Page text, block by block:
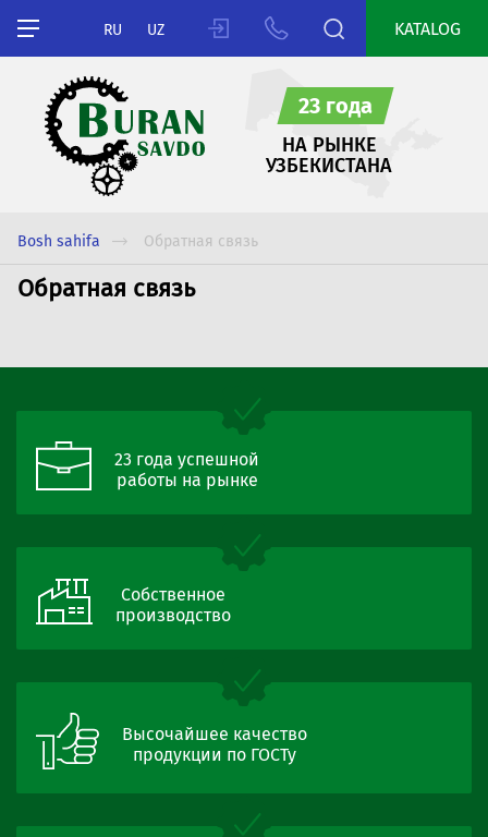
RU UZ KATALOG
23 года
НА РЫНКЕ
УЗБЕКИСТАНА
Bosh sahifa Обратная связь
Обратная связь
23 года успешной
работы на рынке
Собственное
производство
Высочайшее качество
продукции по ГОСТу